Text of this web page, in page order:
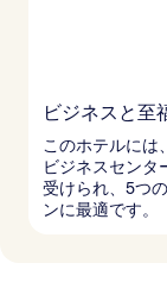
ビジネスと至
このホテルには
ビジネスセンタ
受けられ、5つ
ンに最適です。